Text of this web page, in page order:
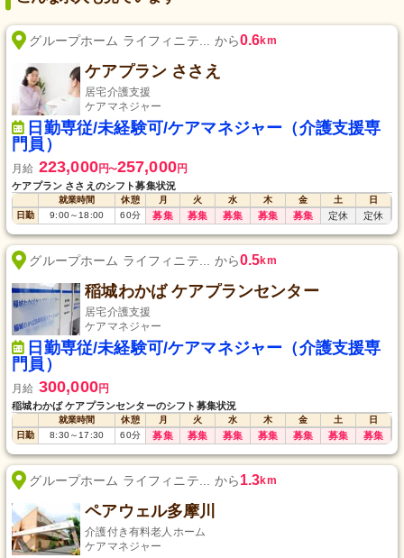
グループホーム ライフィニテ... から0.6km
ケアプラン ささえ
居宅介護支援
ケアマネジャー
日勤専従/未経験可/ケアマネジャー（介護支援専
門員）
月給 223,000円〜257,000円
ケアプラン ささえのシフト募集状況
就業時間 休憩 月 火 水 木 金 土
日
日勤
9:00～18:00 60分 募集 募集 募集 募集 募集 定休 定休
グループホーム ライフィニテ... から0.5km
稲城わかば ケアプランセンター
居宅介護支援
ケアマネジャー
日勤専従/未経験可/ケアマネジャー（介護支援専
門員）
月給 300,000円
稲城わかば ケアプランセンターのシフト募集状況
就業時間 休憩 月 火 水 木 金 土
日
日勤
8:30～17:30 60分 募集 募集 募集 募集 募集 募集 募集
グループホーム ライフィニテ... から1.3km
ペアウェル多摩川
介護付き有料老人ホーム
ケアマネジャー